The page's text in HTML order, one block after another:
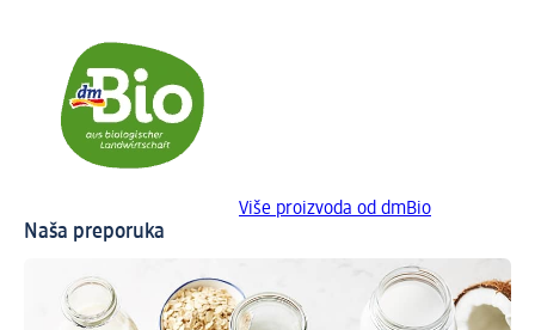
Više proizvoda od dmBio
Naša preporuka